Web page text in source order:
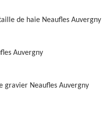
de haie Neaufles Auvergny
Auvergny
gravier Neaufles Auvergny